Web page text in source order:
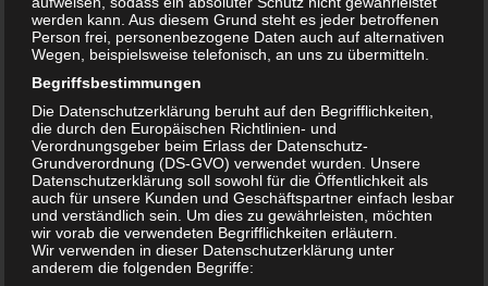
Weitling-Gemeinschaftsschule Themen –
Informationen zur GWA Arbeit – Frühjahrsputz –
Geplante Aktionen bitte mitteilen zwecks
Unterstützung – Schulen u.a. Weitling-
Gemeinschaftsschule...
AKTUELLES 12. FEBRUAR 2024
GWA Neu-Olvenstedt lädt ein am
21.2.2024
werden kann. Aus diesem Grund steht es jeder betroffenen
Person frei, personenbezogene Daten auch auf alternativen
Wegen, beispielsweise telefonisch, an uns zu übermitteln.
Begriffsbestimmungen
Die Datenschutzerklärung beruht auf den Begrifflichkeiten,
die durch den Europäischen Richtlinien- und
Verordnungsgeber beim Erlass der Datenschutz-
Grundverordnung (DS-GVO) verwendet wurden. Unsere
Datenschutzerklärung soll sowohl für die Öffentlichkeit als
auch für unsere Kunden und Geschäftspartner einfach lesbar
und verständlich sein. Um dies zu gewährleisten, möchten
wir vorab die verwendeten Begrifflichkeiten erläutern.
Wir verwenden in dieser Datenschutzerklärung unter
anderem die folgenden Begriffe: